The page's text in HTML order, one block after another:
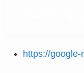
https://